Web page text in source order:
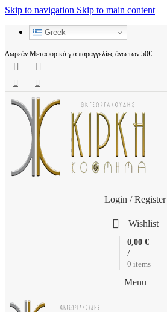
Skip to navigation Skip to main content
Greek
Δωρεάν Μεταφορικά για παραγγελίες άνω των 50€
Login / Register
Wishlist
0 items
/
0,00 €
Menu